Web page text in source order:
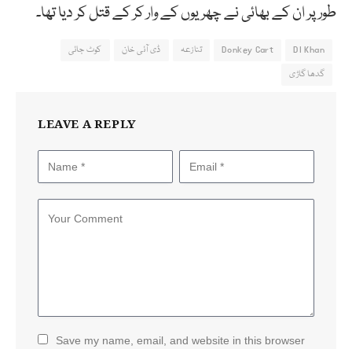
طور پر ان کے بھائی نے چھریوں کے وار کر کے قتل کر دیا تھا۔
DI Khan
Donkey Cart تنازعہ ڈی آئی خان
کوٹ جائی
گدھا گاڑی
LEAVE A REPLY
Save my name, email, and website in this browser